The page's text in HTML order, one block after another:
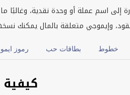
اسم عملة أو وحدة نقدية، وغالبًا
وإيموجي متعلقة بالمال
رموز بطاقات حب خطوط